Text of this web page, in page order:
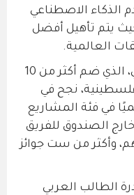
الذكاء الاصطناعي
يتم تأهيل أفضل
العالمية.
وأشار اللداوي إلى أن الوفد الأردني، الذي ضم أكثر من 10
نجح في
في فئة المشاريع
خارج الصندوق للفريق
وأكثر من ست جوائز
الطالب العربي